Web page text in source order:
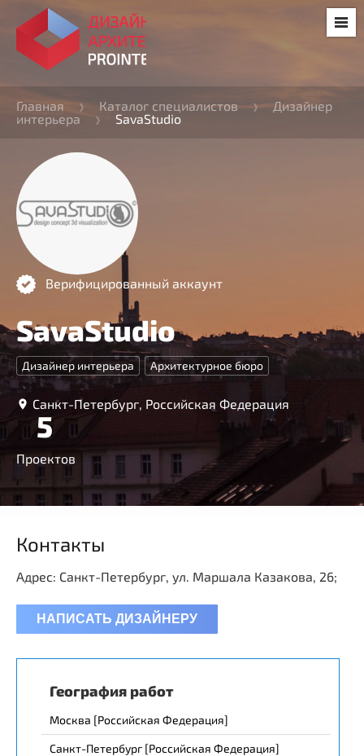
Главная Каталог специалистов
Дизайнер
интерьера
SavaStudio
Верифицированный аккаунт
SavaStudio
Дизайнер интерьера Архитектурное бюро
Санкт-Петербург, Российская Федерация
5
Проектов
Контакты
Адрес: Санкт-Петербург, ул. Маршала Казакова, 26;
НАПИСАТЬ ДИЗАЙНЕРУ
География работ
Москва [Российская Федерация]
Санкт-Петербург [Российская Федерация]